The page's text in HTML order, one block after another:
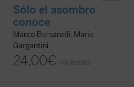
Sólo el asombro
conoce
Marco Bersanelli, Mario
Gargantini
24,00€ IVA incluido